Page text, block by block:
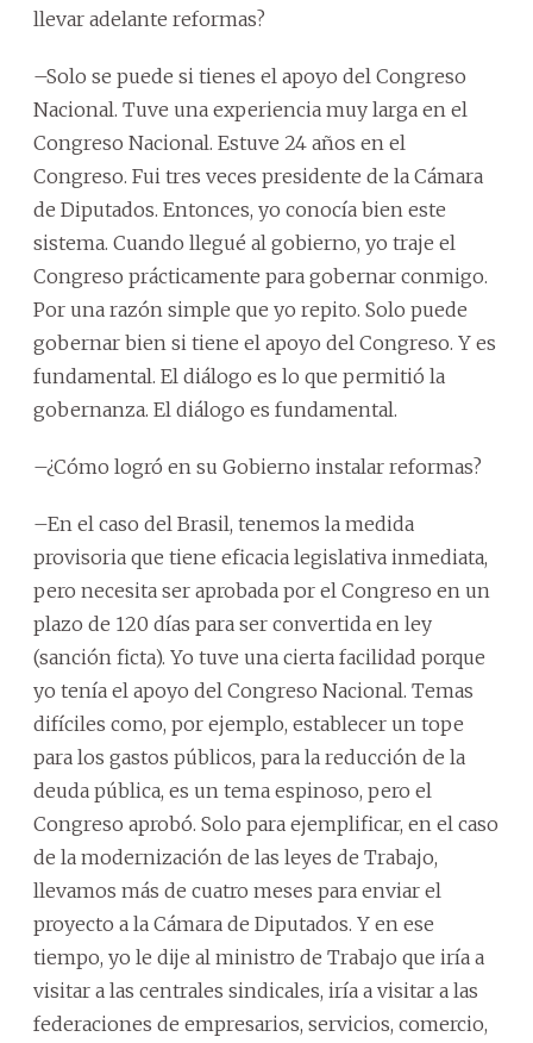
llevar adelante reformas?
–Solo se puede si tienes el apoyo del Congreso
Nacional. Tuve una experiencia muy larga en el
Congreso Nacional. Estuve 24 años en el
Congreso. Fui tres veces presidente de la Cámara
de Diputados. Entonces, yo conocía bien este
sistema. Cuando llegué al gobierno, yo traje el
Congreso prácticamente para gobernar conmigo.
Por una razón simple que yo repito. Solo puede
gobernar bien si tiene el apoyo del Congreso. Y es
fundamental. El diálogo es lo que permitió la
gobernanza. El diálogo es fundamental.
–¿Cómo logró en su Gobierno instalar reformas?
–En el caso del Brasil, tenemos la medida
provisoria que tiene eficacia legislativa inmediata,
pero necesita ser aprobada por el Congreso en un
plazo de 120 días para ser convertida en ley
(sanción ficta). Yo tuve una cierta facilidad porque
yo tenía el apoyo del Congreso Nacional. Temas
difíciles como, por ejemplo, establecer un tope
para los gastos públicos, para la reducción de la
deuda pública, es un tema espinoso, pero el
Congreso aprobó. Solo para ejemplificar, en el caso
de la modernización de las leyes de Trabajo,
llevamos más de cuatro meses para enviar el
proyecto a la Cámara de Diputados. Y en ese
tiempo, yo le dije al ministro de Trabajo que iría a
visitar a las centrales sindicales, iría a visitar a las
federaciones de empresarios, servicios, comercio,